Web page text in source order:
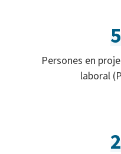
Persones en
laboral